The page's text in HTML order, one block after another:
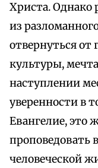
Христа. Однако
из
отвернуться
культуры,
наступлении
уверенности в
Евангелие, это
проповедовать
человеческой